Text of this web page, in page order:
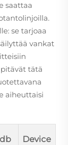
saattaa
se tarjoaa
vankat
tätä
aiheuttaisi
Device